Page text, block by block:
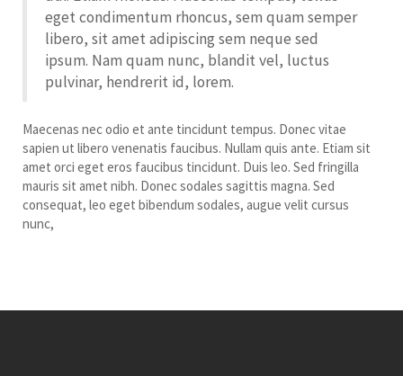
eget condimentum rhoncus, sem quam semper
libero, sit amet adipiscing sem neque sed
ipsum. Nam quam nunc, blandit vel, luctus
pulvinar, hendrerit id, lorem.
Maecenas nec odio et ante tincidunt tempus. Donec vitae
sapien ut libero venenatis faucibus. Nullam quis ante. Etiam sit
amet orci eget eros faucibus tincidunt. Duis leo. Sed fringilla
mauris sit amet nibh. Donec sodales sagittis magna. Sed
consequat, leo eget bibendum sodales, augue velit cursus
nunc,